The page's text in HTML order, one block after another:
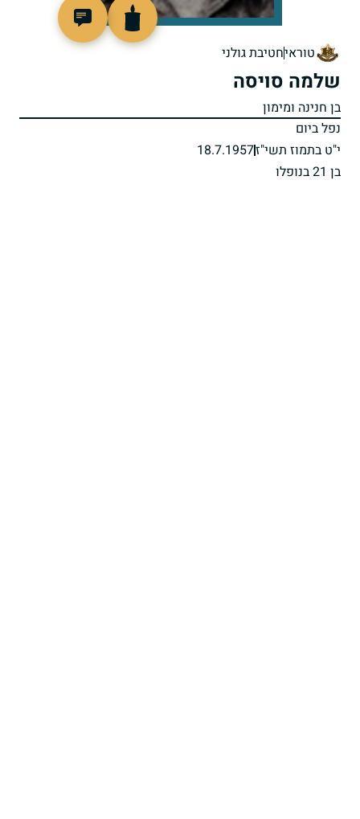
טוראיחטיבת גולני
שלמה סויסה
בן חנינה ומימון
נפל ביום
י"ט בתמוז תשי"ז18.7.1957
בן 21 בנופלו